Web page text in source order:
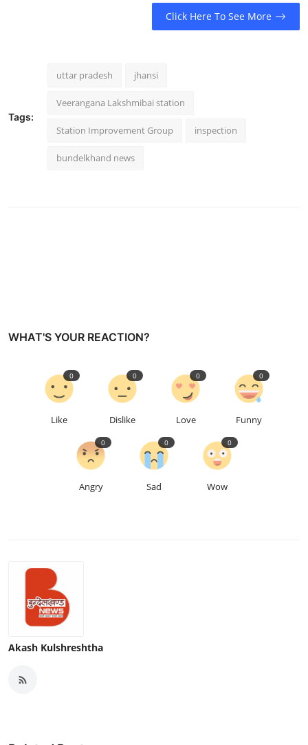
Click Here To See More
Tags:
uttar pradesh jhansi
Veerangana Lakshmibai station
Station Improvement Group inspection
bundelkhand news
WHAT'S YOUR REACTION?
Like
0
Dislike
0
Love
0
Funny
0
Angry
0
Sad
0
Wow
0
Akash Kulshreshtha